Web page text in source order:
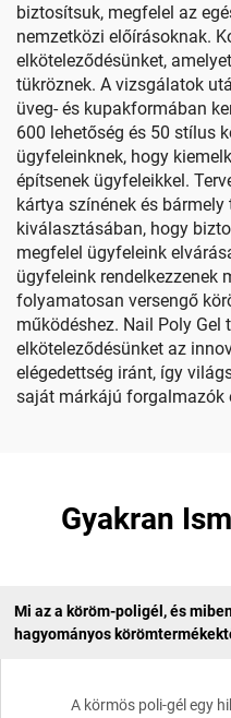
biztosítsuk, megfelel az
nemzetközi előírásoknak.
elköteleződésünket,
tükröznek. A vizsgálatok
üveg- és kupakformában
600 lehetőség és 50 stílus
ügyfeleinknek, hogy
építsenek ügyfeleikkel.
kártya színének és
kiválasztásában, hogy
megfelel ügyfeleink
ügyfeleink rendelkezzenek
folyamatosan versengő
működéshez. Nail Poly Gel
elköteleződésünket az
elégedettség iránt, így
saját márkájú forgalmazók
Gyakran
Mi az a köröm-poligél, és
hagyományos
A körmös poli-gél egy